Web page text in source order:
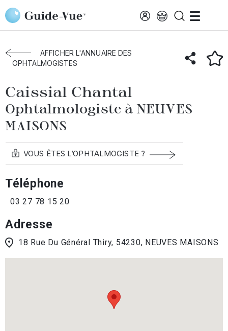
Aller au contenu principal
Accueil Annuaire des ophtalmologistes
Neuves-Maisons
Caissial Chantal
AFFICHER L'ANNUAIRE DES
OPHTALMOGISTES
Caissial Chantal
Ophtalmologiste à NEUVES
MAISONS
VOUS ÊTES L’OPHTALMOGISTE ?
Téléphone
03 27 78 15 20
Adresse
18 Rue Du Général Thiry, 54230, NEUVES MAISONS